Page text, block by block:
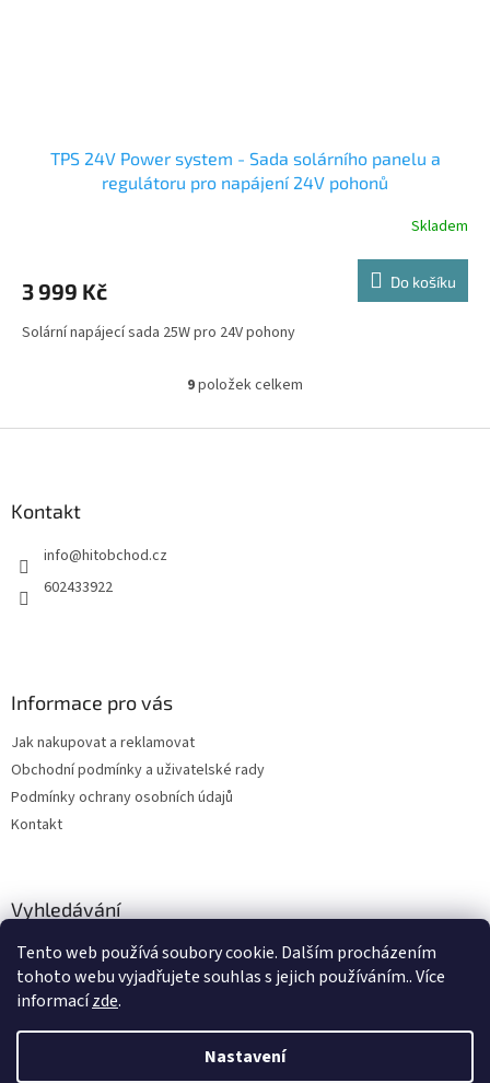
Tento web používá soubory cookie. Dalším procházením
tohoto webu vyjadřujete souhlas s jejich používáním.. Více
informacízde.
Nastavení
TPS 24V Power system - Sada solárního panelu a
regulátoru pro napájení 24V pohonů
Skladem
3 999 Kč Do košíku
Solární napájecí sada 25W pro 24V pohony
O
l
u
9položek celkem
Kontakt
info@hitobchod.cz
602433922
Informace pro vás
Jak nakupovat a reklamovat
Obchodní podmínky a uživatelské rady
Podmínky ochrany osobních údajů
Kontakt
Vyhledávání
Vytvořil Shoptet